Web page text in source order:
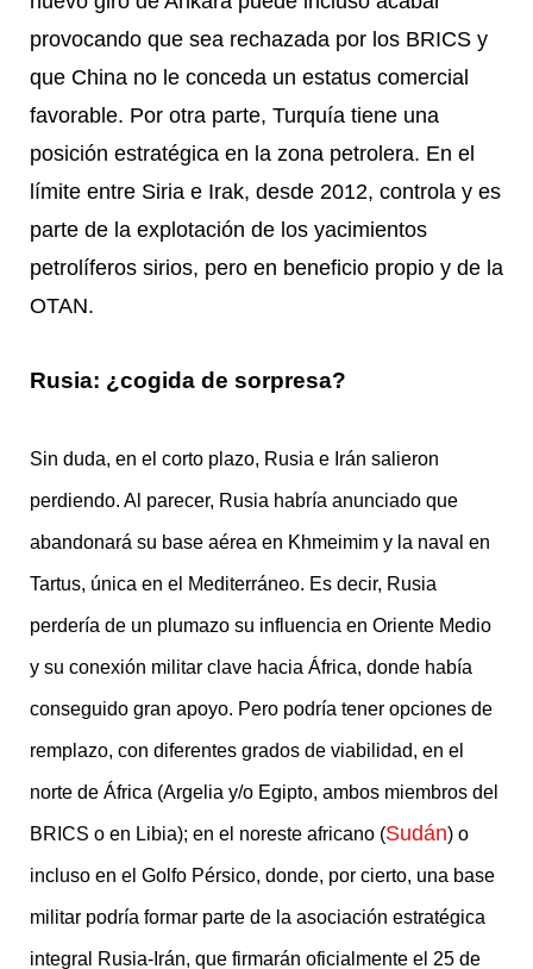
provocando que sea rechazada por los BRICS y
que China no le conceda un estatus comercial
favorable. Por otra parte, Turquía tiene una
posición estratégica en la zona petrolera. En el
límite entre Siria e Irak, desde 2012, controla y es
parte de la explotación de los yacimientos
petrolíferos sirios, pero en beneficio propio y de la
OTAN.
Rusia: ¿cogida de sorpresa?
Sin duda, en el corto plazo, Rusia e Irán salieron
perdiendo. Al parecer, Rusia habría anunciado que
abandonará su base aérea en Khmeimim y la naval en
Tartus, única en el Mediterráneo. Es decir, Rusia
perdería de un plumazo su influencia en Oriente Medio
y su conexión militar clave hacia África, donde había
conseguido gran apoyo. Pero podría tener opciones de
remplazo, con diferentes grados de viabilidad, en el
norte de África (Argelia y/o Egipto, ambos miembros del
BRICS o en Libia); en el noreste africano (Sudán) o
incluso en el Golfo Pérsico, donde, por cierto, una base
militar podría formar parte de la asociación estratégica
integral Rusia-Irán, que firmarán oficialmente el 25 de